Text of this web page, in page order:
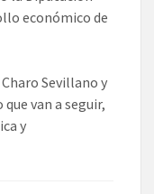
económico de
Sevillano y
van a seguir,
y